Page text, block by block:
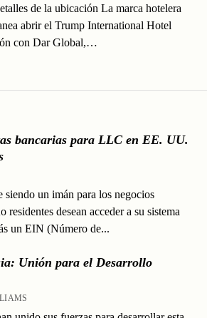
bancarias para LLC en EE. UU.
siendo un imán para los negocios
residentes desean acceder a su sistema
un EIN (Número de...
Unión para el Desarrollo
de la ubicación La marca hotelera
abrir el Trump International Hotel
con Dar Global,…